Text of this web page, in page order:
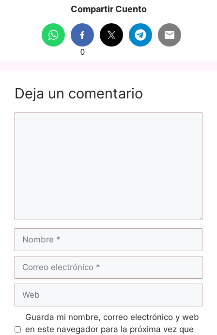
Compartir Cuento
0
Deja un comentario
electrónico
Guarda mi nombre, correo electrónico y web
en este navegador para la próxima vez que